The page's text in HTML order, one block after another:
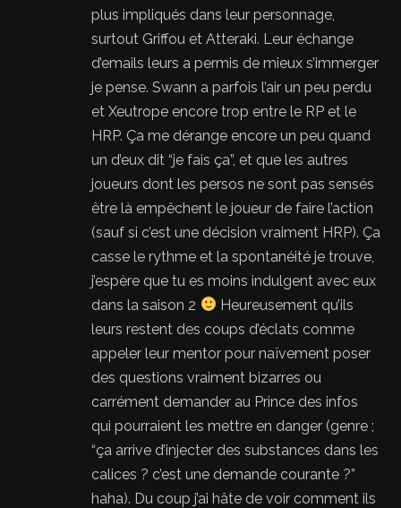
plus impliqués dans leur personnage,
surtout Griffou et Atteraki. Leur échange
d’emails leurs a permis de mieux s’immerger
je pense. Swann a parfois l’air un peu perdu
et Xeutrope encore trop entre le RP et le
HRP. Ça me dérange encore un peu quand
un d’eux dit “je fais ça”, et que les autres
joueurs dont les persos ne sont pas sensés
être là empêchent le joueur de faire l’action
(sauf si c’est une décision vraiment HRP). Ça
casse le rythme et la spontanéité je trouve,
j’espère que tu es moins indulgent avec eux
dans la saison 2
Heureusement qu’ils
leurs restent des coups d’éclats comme
appeler leur mentor pour naïvement poser
des questions vraiment bizarres ou
carrément demander au Prince des infos
qui pourraient les mettre en danger (genre ;
“ça arrive d’injecter des substances dans les
calices ? c’est une demande courante ?”
haha). Du coup j’ai hâte de voir comment ils